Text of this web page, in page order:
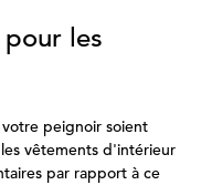
les
peignoir soient
vêtements d'intérieur
par rapport à ce